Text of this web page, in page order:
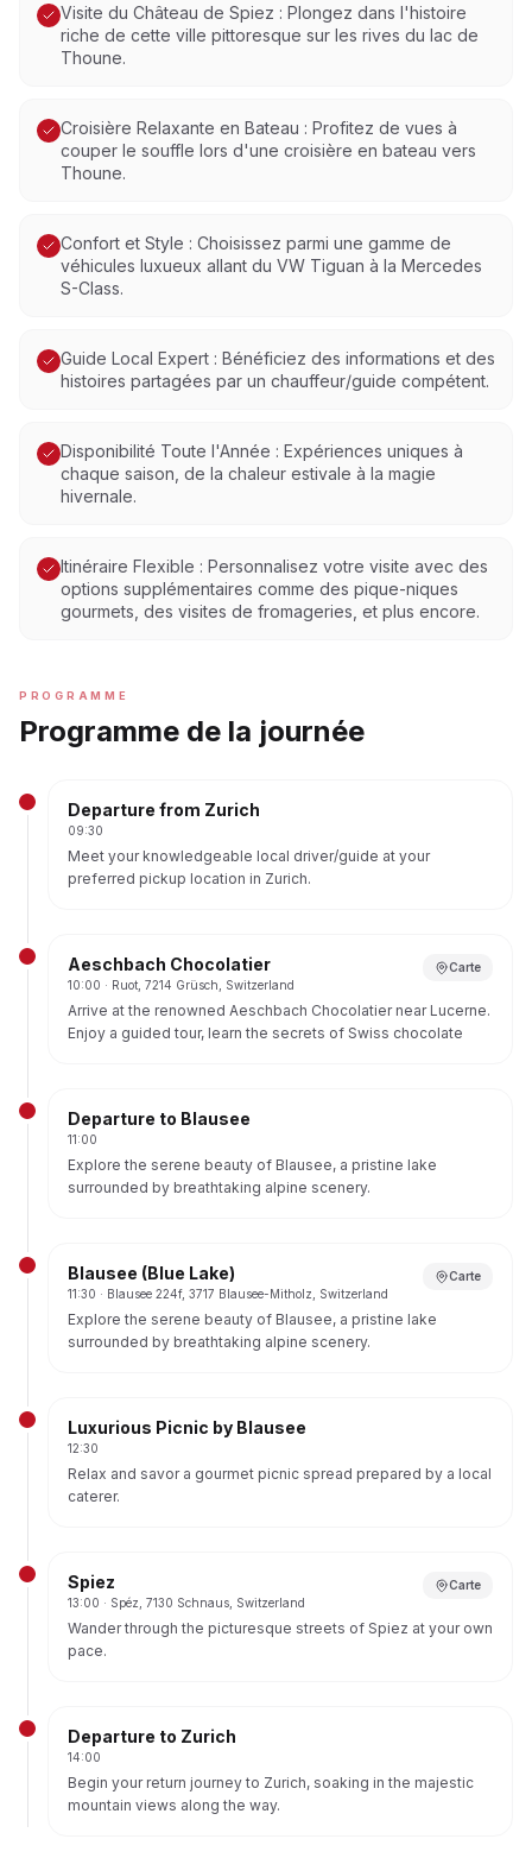
Visite du Château de Spiez : Plongez dans l'histoire
riche de cette ville pittoresque sur les rives du lac de
Thoune.
Croisière Relaxante en Bateau : Profitez de vues à
couper le souffle lors d'une croisière en bateau vers
Thoune.
Confort et Style : Choisissez parmi une gamme de
véhicules luxueux allant du VW Tiguan à la Mercedes
S-Class.
Guide Local Expert : Bénéficiez des informations et des
histoires partagées par un chauffeur/guide compétent.
Disponibilité Toute l'Année : Expériences uniques à
chaque saison, de la chaleur estivale à la magie
hivernale.
Itinéraire Flexible : Personnalisez votre visite avec des
options supplémentaires comme des pique-niques
gourmets, des visites de fromageries, et plus encore.
PROGRAMME
Programme de la journée
Departure from Zurich
09:30
Meet your knowledgeable local driver/guide at your
preferred pickup location in Zurich.
Aeschbach Chocolatier
10:00 · Ruot, 7214 Grüsch, Switzerland
Carte
Arrive at the renowned Aeschbach Chocolatier near Lucerne.
Enjoy a guided tour, learn the secrets of Swiss chocolate
Shop for unique chocolate souvenirs to take home.
Departure to Blausee
11:00
Explore the serene beauty of Blausee, a pristine lake
surrounded by breathtaking alpine scenery.
Blausee (Blue Lake)
11:30 · Blausee 224f, 3717 Blausee-Mitholz, Switzerland
Carte
Explore the serene beauty of Blausee, a pristine lake
surrounded by breathtaking alpine scenery.
Luxurious Picnic by Blausee
12:30
Relax and savor a gourmet picnic spread prepared by a local
caterer.
Private) during booking for personalized food arrangements.
Spiez
13:00 · Spéz, 7130 Schnaus, Switzerland
Carte
Wander through the picturesque streets of Spiez at your own
pace.
offering breathtaking views as you sail towards Thun
(additional cost).
Departure to Zurich
14:00
Begin your return journey to Zurich, soaking in the majestic
mountain views along the way.